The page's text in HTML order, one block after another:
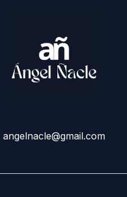
angelnacle@gmail.com